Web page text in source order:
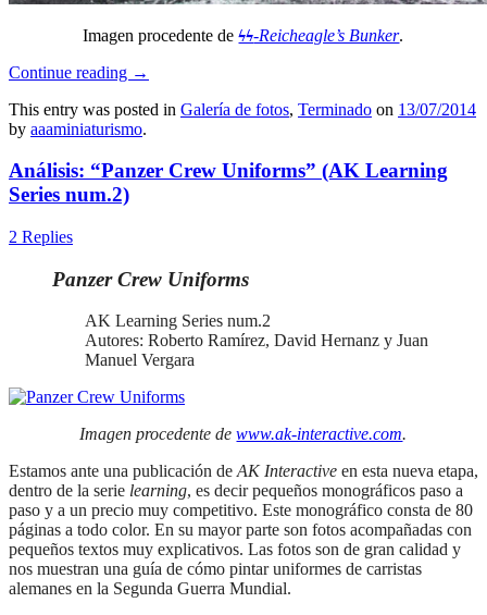
Imagen procedente deϟϟ-Reicheagle’s Bunker.
Continue reading →
This entry was posted in Galería de fotos, Terminado on 13/07/2014
by aaaminiaturismo.
Análisis: “Panzer Crew Uniforms” (AK Learning
Series num.2)
2 Replies
Panzer Crew Uniforms
AK Learning Series num.2
Autores: Roberto Ramírez, David Hernanz y Juan
Manuel Vergara
Imagen procedente dewww.ak-interactive.com.
Estamos ante una publicación deAK Interactive en esta nueva etapa,
dentro de la serie learning, es decir pequeños monográficos paso a
paso y a un precio muy competitivo. Este monográfico consta de 80
páginas a todo color. En su mayor parte son fotos acompañadas con
pequeños textos muy explicativos. Las fotos son de gran calidad y
nos muestran una guía de cómo pintar uniformes de carristas
alemanes en la Segunda Guerra Mundial.